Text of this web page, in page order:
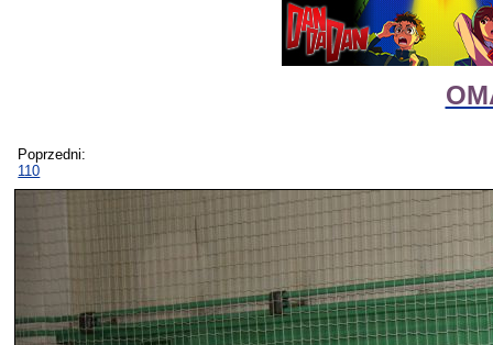
Poprzedni:
110